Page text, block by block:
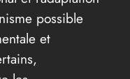
possible
et